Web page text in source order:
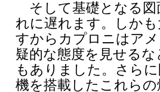
そして基礎となる図
れに遅れます。しか
すからカプロニはア
疑的な態度を見せる
もありました。さら
機を搭載したこれら